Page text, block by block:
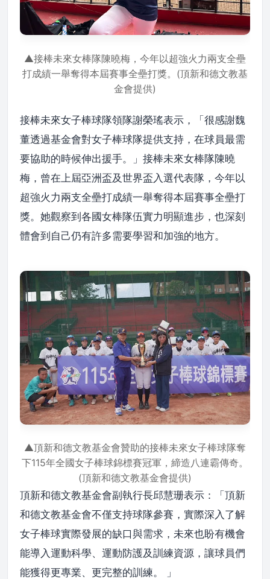
▲接棒未來女棒隊陳曉梅，今年以超強火力兩支全壘
打成績一舉奪得本屆賽事全壘打獎。(頂新和德文教基
金會提供)
接棒未來女子棒球隊領隊謝榮瑤表示，「很感謝魏
董透過基金會對女子棒球隊提供支持，在球員最需
要協助的時候伸出援手。」接棒未來女棒隊陳曉
梅，曾在上屆亞洲盃及世界盃入選代表隊，今年以
超強火力兩支全壘打成績一舉奪得本屆賽事全壘打
獎。她觀察到各國女棒隊伍實力明顯進步，也深刻
體會到自己仍有許多需要學習和加強的地方。
▲頂新和德文教基金會贊助的接棒未來女子棒球隊奪
下115年全國女子棒球錦標賽冠軍，締造八連霸傳奇。
(頂新和德文教基金會提供)
頂新和德文教基金會副執行長邱慧珊表示：「頂新
和德文教基金會不僅支持球隊參賽，實際深入了解
女子棒球實際發展的缺口與需求，未來也盼有機會
能導入運動科學、運動防護及訓練資源，讓球員們
能獲得更專業、更完整的訓練。 」